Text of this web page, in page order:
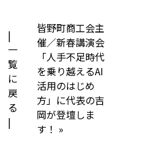
|
一
覧
に
戻
る
|
皆野町商工会主
催／新春講演会
「人手不足時代
を乗り越えるAI
活用のはじめ
方」に代表の吉
岡が登壇しま
す！ »